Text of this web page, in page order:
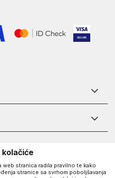
stranica radila pravilno te kako
stranice sa svrhom poboljšavanja